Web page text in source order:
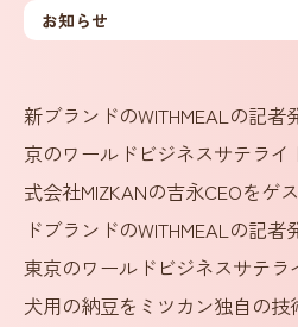
お知らせ
新ブランドのWITHMEALの記
京のワールドビジネスサテラ
式会社MIZKANの吉永CEOをゲ
ドブランドのWITHMEALの記
東京のワールドビジネスサテラ
犬用の納豆をミツカン独自の技